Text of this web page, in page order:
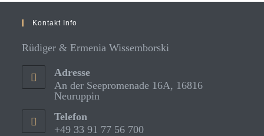
Kontakt Info
Rüdiger & Ermenia Wissemborski
Adresse
An der Seepromenade 16A, 16816
Neuruppin
Telefon
+49 33 91 77 56 700